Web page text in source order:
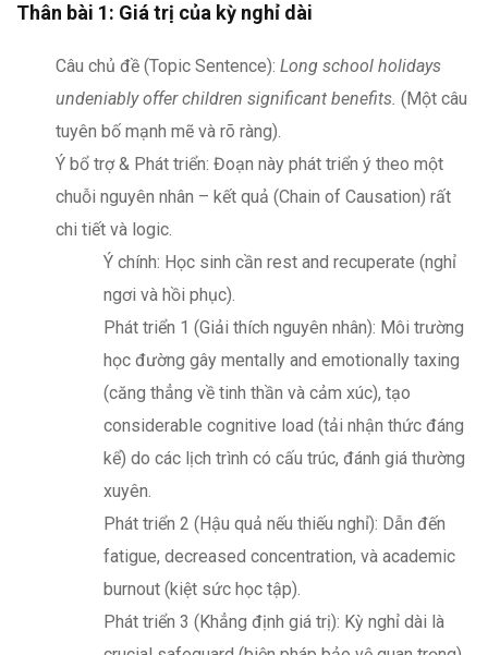
Thân bài 1: Giá trị của kỳ nghỉ dài
Câu chủ đề (Topic Sentence): Long school holidays
undeniably offer children significant benefits. (Một câu
tuyên bố mạnh mẽ và rõ ràng).
Ý bổ trợ & Phát triển: Đoạn này phát triển ý theo một
chuỗi nguyên nhân – kết quả (Chain of Causation) rất
chi tiết và logic.
Ý chính: Học sinh cần rest and recuperate (nghỉ
ngơi và hồi phục).
Phát triển 1 (Giải thích nguyên nhân): Môi trường
học đường gây mentally and emotionally taxing
(căng thẳng về tinh thần và cảm xúc), tạo
considerable cognitive load (tải nhận thức đáng
kể) do các lịch trình có cấu trúc, đánh giá thường
xuyên.
Phát triển 2 (Hậu quả nếu thiếu nghỉ): Dẫn đến
fatigue, decreased concentration, và academic
burnout (kiệt sức học tập).
Phát triển 3 (Khẳng định giá trị): Kỳ nghỉ dài là